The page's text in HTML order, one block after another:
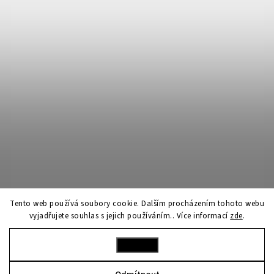
Tento web používá soubory cookie. Dalším procházením tohoto webu
vyjadřujete souhlas s jejich používáním.. Více informací zde.
Sledovat na Instagramu